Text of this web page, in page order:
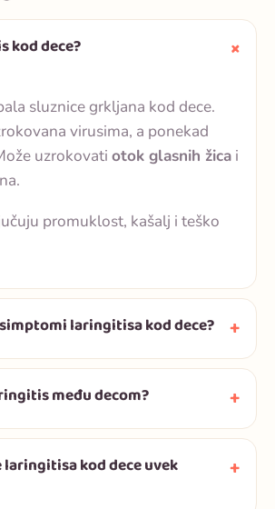
kod dece?
sluznice grkljana kod dece.
virusima, a ponekad
uzrokovati otok glasnih žica i
promuklost, kašalj i teško
laringitisa kod dece?
među decom?
laringitisa kod dece uvek